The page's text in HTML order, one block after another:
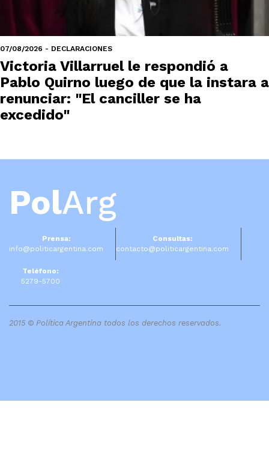
07/08/2026 - DECLARACIONES
Victoria Villarruel le respondió a
Pablo Quirno luego de que la instara a
renunciar: "El canciller se ha
excedido"
PolArg
Prensa:
info@politicargentina.com
Consultas:
contacto@politicargentina.com
Teléfono:
5279-5700
2015 © Política Argentina todos los derechos reservados.